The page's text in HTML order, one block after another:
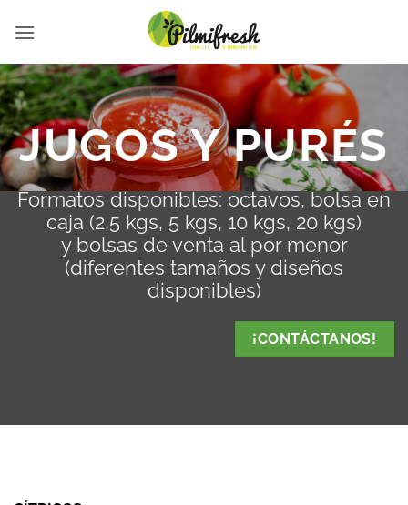
JUGOS Y PURÉS
Formatos disponibles: octavos, bolsa en
caja (2,5 kgs, 5 kgs, 10 kgs, 20 kgs)
y bolsas de venta al por menor
(diferentes tamaños y diseños
disponibles)
¡CONTÁCTANOS!